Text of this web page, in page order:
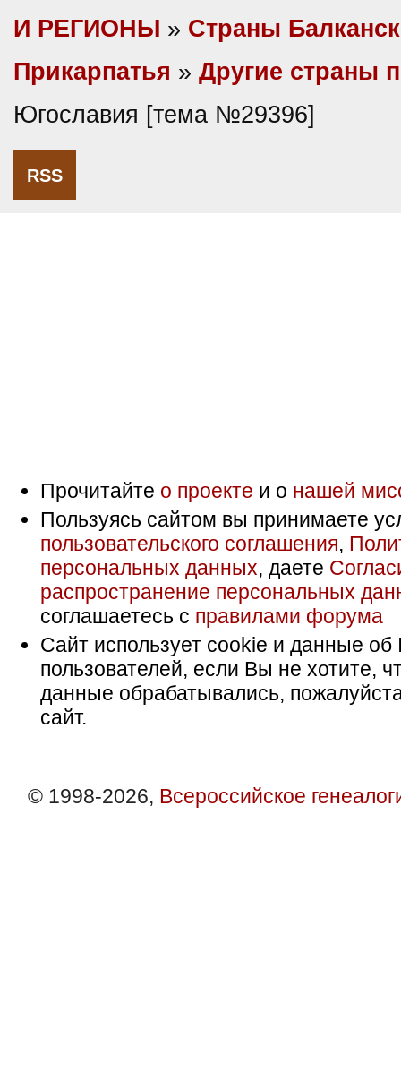
И РЕГИОНЫ » Cтраны
Прикарпатья » Другие страны
Югославия [тема №29396]
RSS
Прочитайте о проекте и о нашей
Пользуясь сайтом вы принимаете
пользовательского соглашения,
персональных данных, даете
распространение персональных
соглашаетесь с правилами форума
Сайт использует cookie и данные об
пользователей, если Вы не хотите,
данные обрабатывались,
сайт.
© 1998-2026, Всероссийское